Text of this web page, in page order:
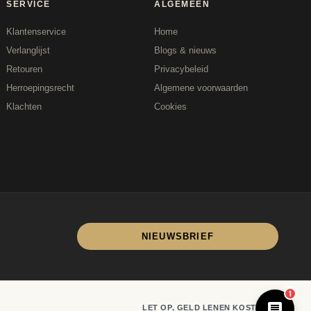
SERVICE
Klantenservice
Verlanglijst
Retouren
Herroepingsrecht
Klachten
ALGEMEEN
Home
Blogs & nieuws
Privacybeleid
Algemene voorwaarden
Cookies
NIEUWSBRIEF
LET OP, GELD LENEN KOST GELD
1